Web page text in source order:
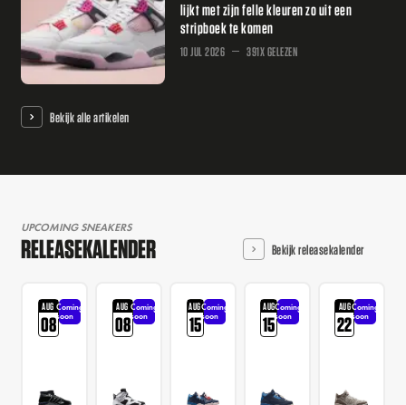
lijkt met zijn felle kleuren zo uit een
stripboek te komen
10 JUL 2026 391X GELEZEN
Bekijk alle artikelen
UPCOMING SNEAKERS
RELEASEKALENDER Bekijk releasekalender
AUG
08
Coming
soon
AUG
08
Coming
soon
AUG
15
Coming
soon
AUG
15
Coming
soon
AUG
22
Coming
soon